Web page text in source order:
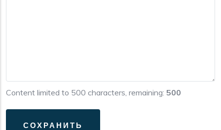
Content limited to 500 characters, remaining: 500